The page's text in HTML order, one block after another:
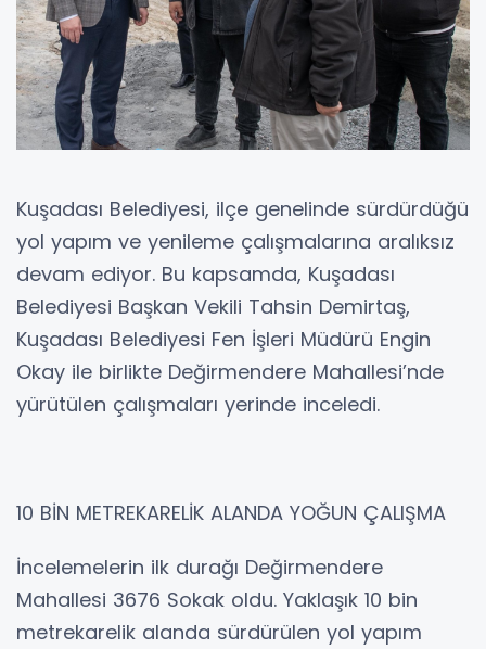
Kuşadası Belediyesi, ilçe genelinde sürdürdüğü
yol yapım ve yenileme çalışmalarına aralıksız
devam ediyor. Bu kapsamda, Kuşadası
Belediyesi Başkan Vekili Tahsin Demirtaş,
Kuşadası Belediyesi Fen İşleri Müdürü Engin
Okay ile birlikte Değirmendere Mahallesi’nde
yürütülen çalışmaları yerinde inceledi.
10 BİN METREKARELİK ALANDA YOĞUN ÇALIŞMA
İncelemelerin ilk durağı Değirmendere
Mahallesi 3676 Sokak oldu. Yaklaşık 10 bin
metrekarelik alanda sürdürülen yol yapım